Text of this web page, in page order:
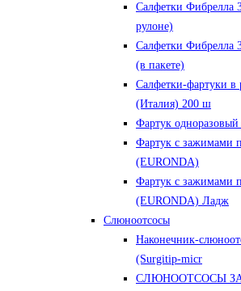
Салфетки Фибрелла
рулоне)
Салфетки Фибрелла
(в пакете)
Салфетки-фартуки в
(Италия) 200 ш
Фартук
Фартук с зажимами
(EURONDA)
Фартук с зажимами
(EURONDA) Ладж
Слюноотсосы
Наконечник-
(Surgitip-micr
СЛЮНООТСОСЫ